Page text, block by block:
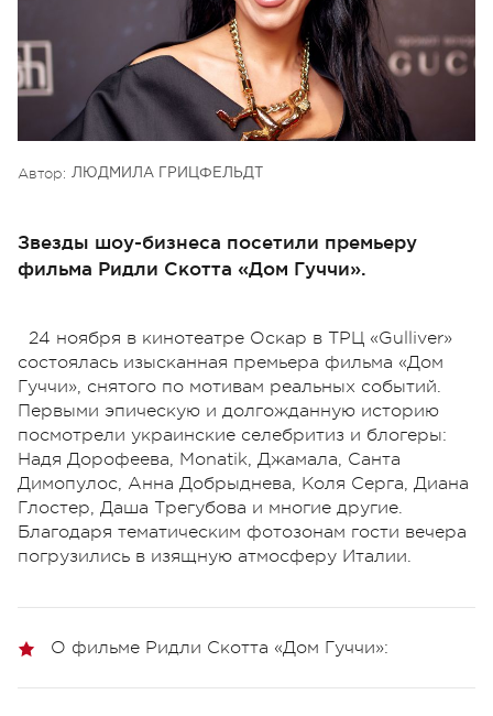
Автор: ЛЮДМИЛА ГРИЦФЕЛЬДТ
Звезды шоу-бизнеса посетили премьеру
фильма Ридли Скотта «Дом Гуччи».
24 ноября в кинотеатре Оскар в ТРЦ «Gulliver»
состоялась изысканная премьера фильма «Дом
Гуччи», снятого по мотивам реальных событий.
Первыми эпическую и долгожданную историю
посмотрели украинские селебритиз и блогеры:
Надя Дорофеева, Monatik, Джамала, Санта
Димопулос, Анна Добрыднева, Коля Серга, Диана
Глостер, Даша Трегубова и многие другие.
Благодаря тематическим фотозонам гости вечера
погрузились в изящную атмосферу Италии.
О фильме Ридли Скотта «Дом Гуччи»: